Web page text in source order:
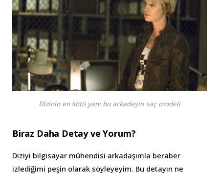
Dizinin en kötü yanı bu arkadaşın saç modeli
Biraz Daha Detay ve Yorum?
Diziyi bilgisayar mühendisi arkadaşımla beraber
izlediğimi peşin olarak söyleyeyim. Bu detayın ne